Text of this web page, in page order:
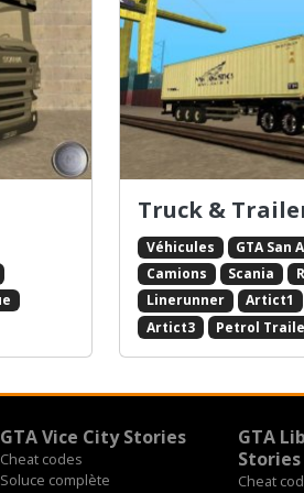
Truck &
Véhicules
GTA San
Camions
Scania
Linerunner
Artict1
Artict3
Petrol
GTA Vice City Stories
Cheat codes
Soluce complète
GTA
Stories
Cheat